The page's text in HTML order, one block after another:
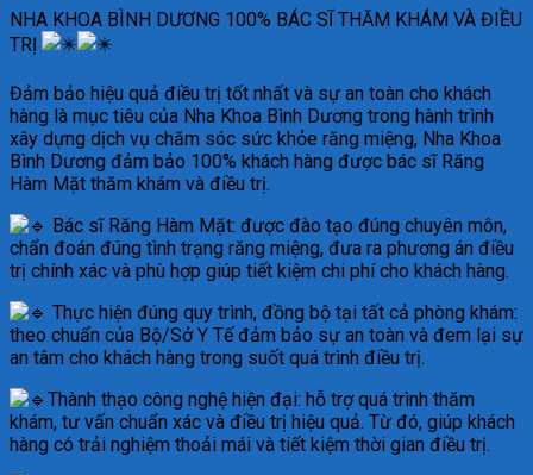
NHA KHOA BÌNH DƯƠNG 100% BÁC SĨ THĂM KHÁM VÀ ĐIỀU
TRỊ
Đảm bảo hiệu quả điều trị tốt nhất và sự an toàn cho khách
hàng là mục tiêu của Nha Khoa Bình Dương trong hành trình
xây dựng dịch vụ chăm sóc sức khỏe răng miệng, Nha Khoa
Bình Dương đảm bảo 100% khách hàng được bác sĩ Răng
Hàm Mặt thăm khám và điều trị.
Bác sĩ Răng Hàm Mặt: được đào tạo đúng chuyên môn,
chẩn đoán đúng tình trạng răng miệng, đưa ra phương án điều
trị chính xác và phù hợp giúp tiết kiệm chi phí cho khách hàng.
Thực hiện đúng quy trình, đồng bộ tại tất cả phòng khám:
theo chuẩn của Bộ/Sở Y Tế đảm bảo sự an toàn và đem lại sự
an tâm cho khách hàng trong suốt quá trình điều trị.
Thành thạo công nghệ hiện đại: hỗ trợ quá trình thăm
khám, tư vấn chuẩn xác và điều trị hiệu quả. Từ đó, giúp khách
hàng có trải nghiệm thoải mái và tiết kiệm thời gian điều trị.